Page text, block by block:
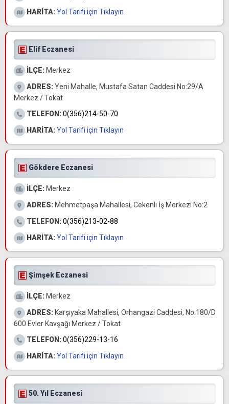
HARİTA:Yol Tarifi için Tıklayın
Elif Eczanesi
İLÇE: Merkez
ADRES:Yeni Mahalle, Mustafa Satan Caddesi No:29/A
Merkez / Tokat
TELEFON:0(356)214-50-70
HARİTA:Yol Tarifi için Tıklayın
Gökdere Eczanesi
İLÇE: Merkez
ADRES: Mehmetpaşa Mahallesi, Cekenlı İş Merkezi No:2
TELEFON:0(356)213-02-88
HARİTA:Yol Tarifi için Tıklayın
Şimşek Eczanesi
İLÇE: Merkez
ADRES: Karşıyaka Mahallesi, Orhangazi Caddesi, No:180/D
600 Evler Kavşağı Merkez / Tokat
TELEFON:0(356)229-13-16
HARİTA:Yol Tarifi için Tıklayın
50. Yıl Eczanesi